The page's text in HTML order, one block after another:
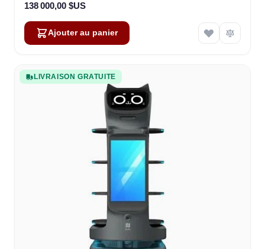
138 000,00 $US
Ajouter au panier
LIVRAISON GRATUITE